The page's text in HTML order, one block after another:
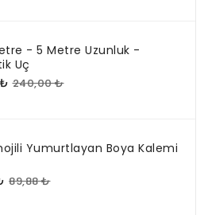
- 5 Metre Uzunluk -
Uç
240,00 ₺
Yumurtlayan Boya Kalemi
89,88 ₺